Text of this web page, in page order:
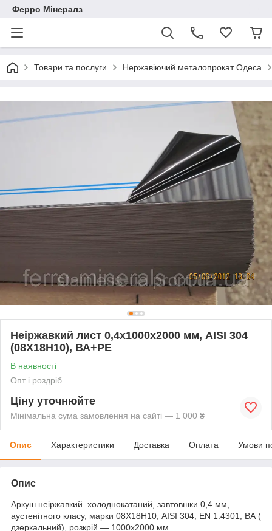
Ферро Мінералз
Товари та послуги Нержавіючий металопрокат Одеса
Неіржавкий лист 0,4х1000х2000 мм, AISI 304
(08X18H10), ВА+РЕ
В наявності
Опт і роздріб
Ціну уточнюйте
Мінімальна сума замовлення на сайті — 1 000 ₴
Опис Характеристики Доставка Оплата Умови
Опис
Аркуш неіржавкий холоднокатаний, завтовшки 0,4 мм,
аустенітного класу, марки 08Х18Н10, AISI 304, EN 1.4301, ВА (
дзеркальний), розкрій — 1000х2000 мм